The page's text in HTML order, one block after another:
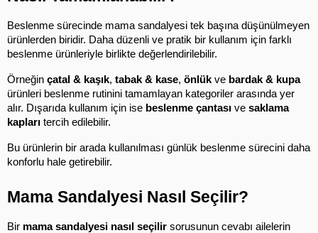
Beslenme sürecinde mama sandalyesi tek başına düşünülmeyen
ürünlerden biridir. Daha düzenli ve pratik bir kullanım için farklı
beslenme ürünleriyle birlikte değerlendirilebilir.
Örneğin çatal & kaşık, tabak & kase, önlük ve bardak & kupa
ürünleri beslenme rutinini tamamlayan kategoriler arasında yer
alır. Dışarıda kullanım için ise beslenme çantası ve saklama
kapları tercih edilebilir.
Bu ürünlerin bir arada kullanılması günlük beslenme sürecini daha
konforlu hale getirebilir.
Mama Sandalyesi Nasıl Seçilir?
Bir mama sandalyesi nasıl seçilir sorusunun cevabı ailelerin